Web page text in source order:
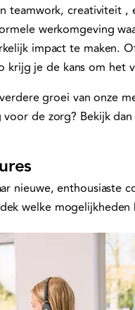
teamwork, creativiteit
werkomgeving
impact te maken.
krijg je de kans om het
groei van onze
de zorg? Bekijk dan
nieuwe, enthousiaste
welke